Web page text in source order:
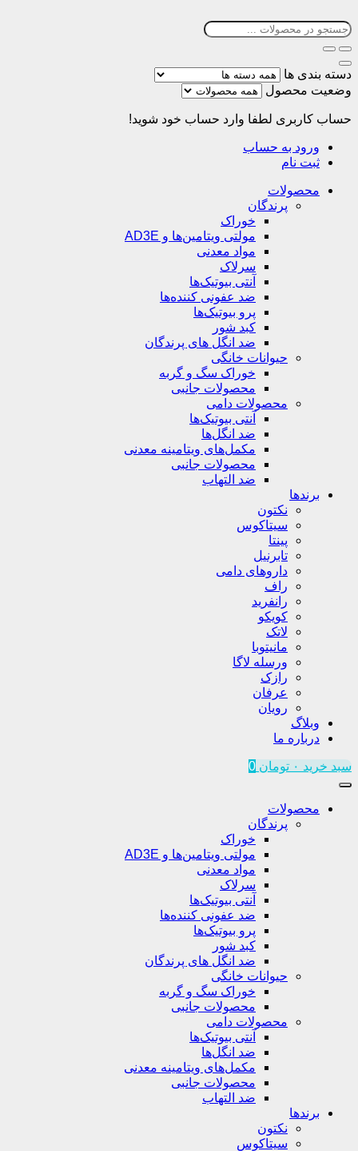
دسته بندی ها
وضعیت محصول
حساب کاربری لطفا وارد حساب خود شوید!
ورود به حساب
ثبت نام
محصولات
پرندگان
خوراک
مولتی ویتامین‌ها و AD3E
مواد معدنی
سرلاک
آنتی بیوتیک‌ها
ضد عفونی کننده‌ها
پرو بیوتیک‌ها
کبد شور
ضد انگل های پرندگان
حیوانات خانگی
خوراک سگ و گربه
محصولات جانبی
محصولات دامی
آنتی بیوتیک‌ها
ضد انگل‌ها
مکمل‌های ویتامینه معدنی
محصولات جانبی
ضد التهاب
برندها
نکتون
سیتاکوس
پینتا
تابرنیل
داروهای دامی
راف
رانفرید
کویکو
لاتک
مانیتوبا
ورسله لاگا
رازک
عرفان
رویان
وبلاگ
درباره ما
سبد خرید ۰ تومان 0
محصولات
پرندگان
خوراک
مولتی ویتامین‌ها و AD3E
مواد معدنی
سرلاک
آنتی بیوتیک‌ها
ضد عفونی کننده‌ها
پرو بیوتیک‌ها
کبد شور
ضد انگل های پرندگان
حیوانات خانگی
خوراک سگ و گربه
محصولات جانبی
محصولات دامی
آنتی بیوتیک‌ها
ضد انگل‌ها
مکمل‌های ویتامینه معدنی
محصولات جانبی
ضد التهاب
برندها
نکتون
سیتاکوس